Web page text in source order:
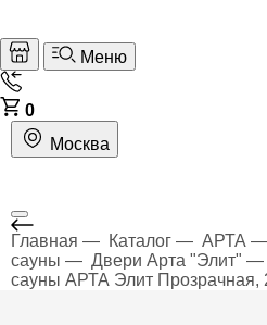
Меню
0
Москва
Главная Каталог АРТА
сауны
Двери Арта "Элит"
сауны АРТА Элит Прозрачная,